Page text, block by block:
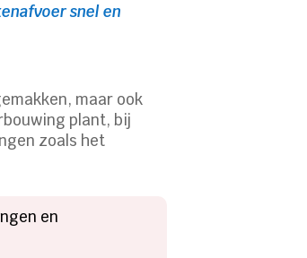
snel en
maar ook
plant, bij
zoals het
en